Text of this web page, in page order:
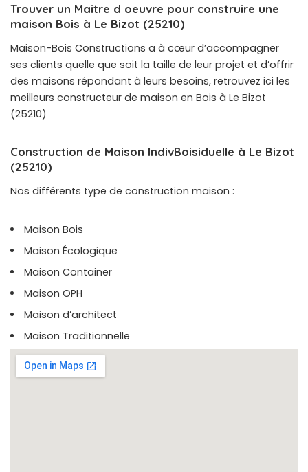
Trouver un Maitre d oeuvre pour construire une
maison Bois à Le Bizot (25210)
Maison-Bois Constructions a à cœur d’accompagner
ses clients quelle que soit la taille de leur projet et d’offrir
des maisons répondant à leurs besoins, retrouvez ici les
meilleurs constructeur de maison en Bois à Le Bizot
(25210)
Construction de Maison IndivBoisiduelle à Le Bizot
(25210)
Nos différents type de construction maison :
Maison Bois
Maison Écologique
Maison Container
Maison OPH
Maison d’architect
Maison Traditionnelle